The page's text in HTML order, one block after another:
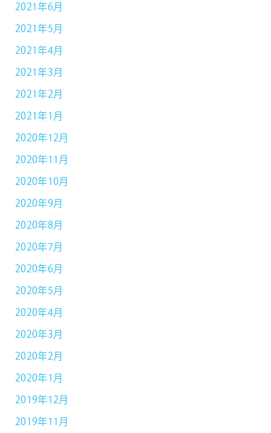
2021年6月
2021年5月
2021年4月
2021年3月
2021年2月
2021年1月
2020年12月
2020年11月
2020年10月
2020年9月
2020年8月
2020年7月
2020年6月
2020年5月
2020年4月
2020年3月
2020年2月
2020年1月
2019年12月
2019年11月